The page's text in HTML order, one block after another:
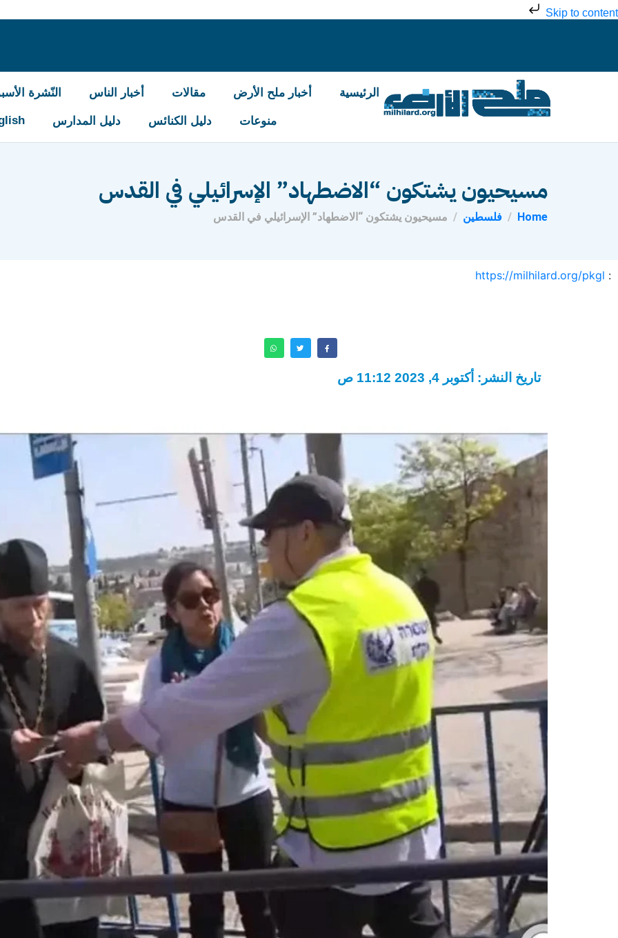
Skip to content
الرئيسية أخبار ملح الأرض مقالات أخبار الناس النّشرة
منوعات دليل الكنائس دليل المدارس
مسيحيون يشتكون “الاضطهاد” الإسرائيلي في القدس
Home فلسطين مسيحيون يشتكون “الاضطهاد” الإسرائيلي في القدس
:
https://milhilard.org/pkgl
تاريخ النشر: أكتوبر 4, 2023 11:12 ص